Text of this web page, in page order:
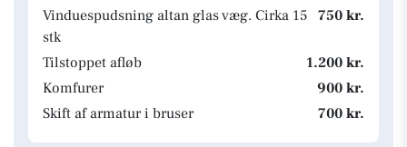
Vinduespudsning altan glas væg. Cirka 15
stk
750 kr.
Tilstoppet afløb
1.200 kr.
Komfurer
900 kr.
Skift af armatur i bruser
700 kr.